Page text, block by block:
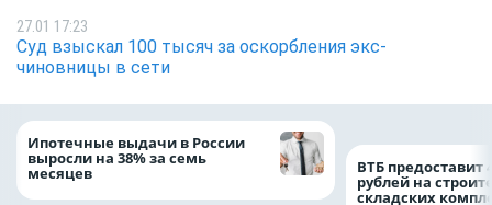
27.01 17:23
Суд взыскал 100 тысяч за оскорбления экс-
чиновницы в сети
Ипотечные выдачи в России
выросли на 38% за семь
месяцев ВТБ предоставит
рублей на
складских